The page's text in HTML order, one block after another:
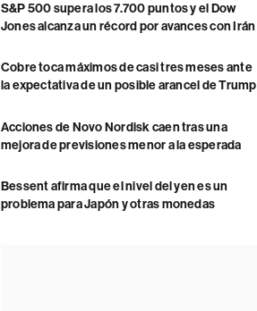
S&P 500 supera los 7.700 puntos y el Dow
Jones alcanza un récord por avances con Irán
Cobre toca máximos de casi tres meses ante
la expectativa de un posible arancel de Trump
Acciones de Novo Nordisk caen tras una
mejora de previsiones menor a la esperada
Bessent afirma que el nivel del yen es un
problema para Japón y otras monedas